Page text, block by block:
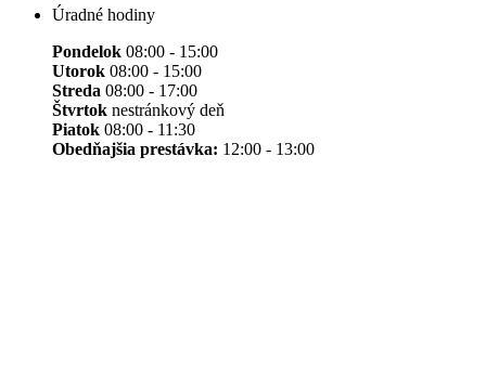
Úradné hodiny
Pondelok 08:00 - 15:00
Utorok 08:00 - 15:00
Streda 08:00 - 17:00
Štvrtok nestránkový deň
Piatok 08:00 - 11:30
Obedňajšia prestávka: 12:00 - 13:00